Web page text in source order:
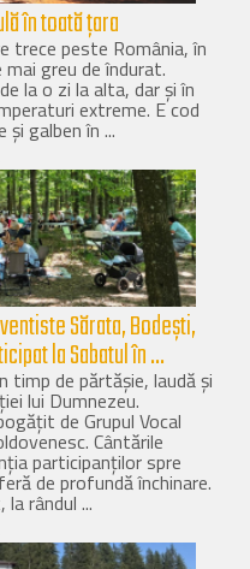
în toată țara
trece peste România, în
greu de îndurat.
la o zi la alta, dar și în
extreme. E cod
galben în ...
Sărata, Bodești,
la Sabatul în ...
de părtășie, laudă și
lui Dumnezeu.
de Grupul Vocal
Cântările
participanților spre
de profundă închinare.
rândul ...